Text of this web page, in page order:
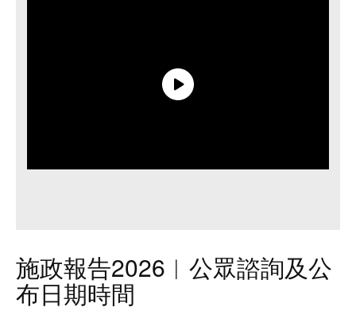
施政報告2026︱公眾諮詢及公
布日期時間